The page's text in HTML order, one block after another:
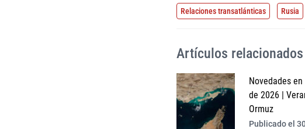
Relaciones transatlánticas Rusia
Artículos relacionados
Novedades
de 2026 |
Ormuz
Publicado el